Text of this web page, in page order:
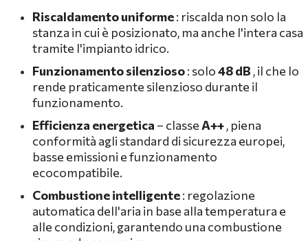
Riscaldamento uniforme: riscalda non solo la
stanza in cui è posizionato, ma anche l'intera casa
tramite l'impianto idrico.
Funzionamento silenzioso: solo48 dB , il che lo
rende praticamente silenzioso durante il
funzionamento.
Efficienza energetica – classeA++, piena
conformità agli standard di sicurezza europei,
basse emissioni e funzionamento
ecocompatibile.
Combustione intelligente: regolazione
automatica dell'aria in base alla temperatura e
alle condizioni, garantendo una combustione